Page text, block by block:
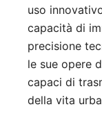
uso
capacità di
precisione
le sue opere
capaci di
della vita